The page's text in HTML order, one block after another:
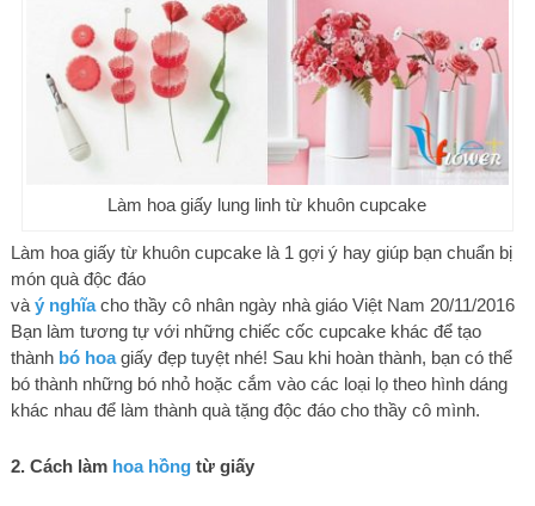
Làm hoa giấy lung linh từ khuôn cupcake
Làm hoa giấy từ khuôn cupcake là 1 gợi ý hay giúp bạn chuẩn bị
món quà độc đáo
vàý nghĩacho thầy cô nhân ngày nhà giáo Việt Nam 20/11/2016
Bạn làm tương tự với những chiếc cốc cupcake khác để tạo
thành bó hoagiấy đẹp tuyệt nhé! Sau khi hoàn thành, bạn có thể
bó thành những bó nhỏ hoặc cắm vào các loại lọ theo hình dáng
khác nhau để làm thành quà tặng độc đáo cho thầy cô mình.
2. Cách làm hoa hồngtừ giấy